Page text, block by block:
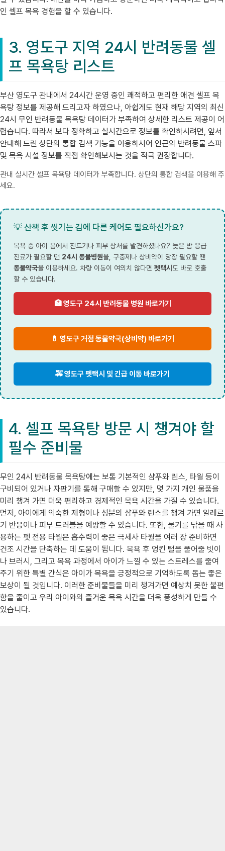
인 셀프 목욕 경험을 할 수 있습니다.
3. 영도구 지역 24시 반려동물 셀
프 목욕탕 리스트
부산 영도구 관내에서 24시간 운영 중인 쾌적하고 편리한 애견 셀프 목
욕탕 정보를 제공해 드리고자 하였으나, 아쉽게도 현재 해당 지역의 최신
24시 무인 반려동물 목욕탕 데이터가 부족하여 상세한 리스트 제공이 어
렵습니다. 따라서 보다 정확하고 실시간으로 정보를 확인하시려면, 앞서
안내해 드린 상단의 통합 검색 기능을 이용하시어 인근의 반려동물 스파
및 목욕 시설 정보를 직접 확인해보시는 것을 적극 권장합니다.
관내 실시간 셀프 목욕탕 데이터가 부족합니다. 상단의 통합 검색을 이용해 주
세요.
💡 산책 후 씻기는 김에 다른 케어도 필요하신가요?
목욕 중 아이 몸에서 진드기나 피부 상처를 발견하셨나요? 늦은 밤 응급
진료가 필요할 땐 24시 동물병원을, 구충제나 상비약이 당장 필요할 땐
동물약국을 이용하세요. 차량 이동이 여의치 않다면 펫택시 도 바로 호출
할 수 있습니다.
🏥 영도구 24시 반려동물 병원 바로가기
💊 영도구 거점 동물약국(상비약) 바로가기
🚕 영도구 펫택시 및 긴급 이동 바로가기
4. 셀프 목욕탕 방문 시 챙겨야 할
필수 준비물
무인 24시 반려동물 목욕탕에는 보통 기본적인 샴푸와 린스, 타월 등이
구비되어 있거나 자판기를 통해 구매할 수 있지만, 몇 가지 개인 물품을
미리 챙겨 가면 더욱 편리하고 경제적인 목욕 시간을 가질 수 있습니다.
먼저, 아이에게 익숙한 제형이나 성분의 샴푸와 린스를 챙겨 가면 알레르
기 반응이나 피부 트러블을 예방할 수 있습니다. 또한, 물기를 닦을 때 사
용하는 펫 전용 타월은 흡수력이 좋은 극세사 타월을 여러 장 준비하면
건조 시간을 단축하는 데 도움이 됩니다. 목욕 후 엉킨 털을 풀어줄 빗이
나 브러시, 그리고 목욕 과정에서 아이가 느낄 수 있는 스트레스를 줄여
주기 위한 특별 간식은 아이가 목욕을 긍정적으로 기억하도록 돕는 좋은
보상이 될 것입니다. 이러한 준비물들을 미리 챙겨가면 예상치 못한 불편
함을 줄이고 우리 아이와의 즐거운 목욕 시간을 더욱 풍성하게 만들 수
있습니다.